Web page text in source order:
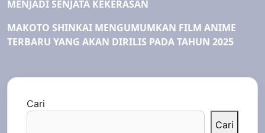
MENJADI SENJATA KEKERASAN
MAKOTO SHINKAI MENGUMUMKAN FILM ANIME
TERBARU YANG AKAN DIRILIS PADA TAHUN 2025
Cari
Cari